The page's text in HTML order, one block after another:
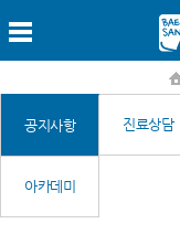
공지사항 진료상담
아카데미